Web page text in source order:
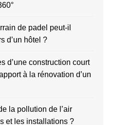
de padel peut-il
d’un hôtel ?
d’une construction court
à la rénovation d’un
la pollution de l’air
et les installations ?